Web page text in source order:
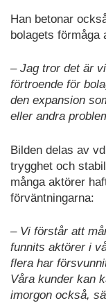
Han betonar
bolagets förmåga
– Jag tror det är
förtroende för
den expansion
eller andra
Bilden delas av
trygghet och
många aktörer
förväntningarna:
– Vi förstår att
funnits aktörer i
flera har
Våra kunder kan
imorgon också,